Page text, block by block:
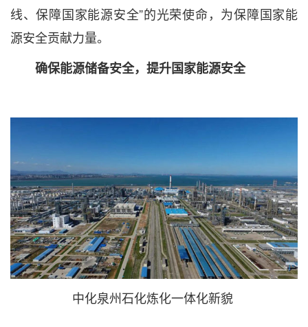
线、保障国家能源安全”的光荣使命，为保障国家能
源安全贡献力量。
确保能源储备安全，提升国家能源安全
中化泉州石化炼化一体化新貌